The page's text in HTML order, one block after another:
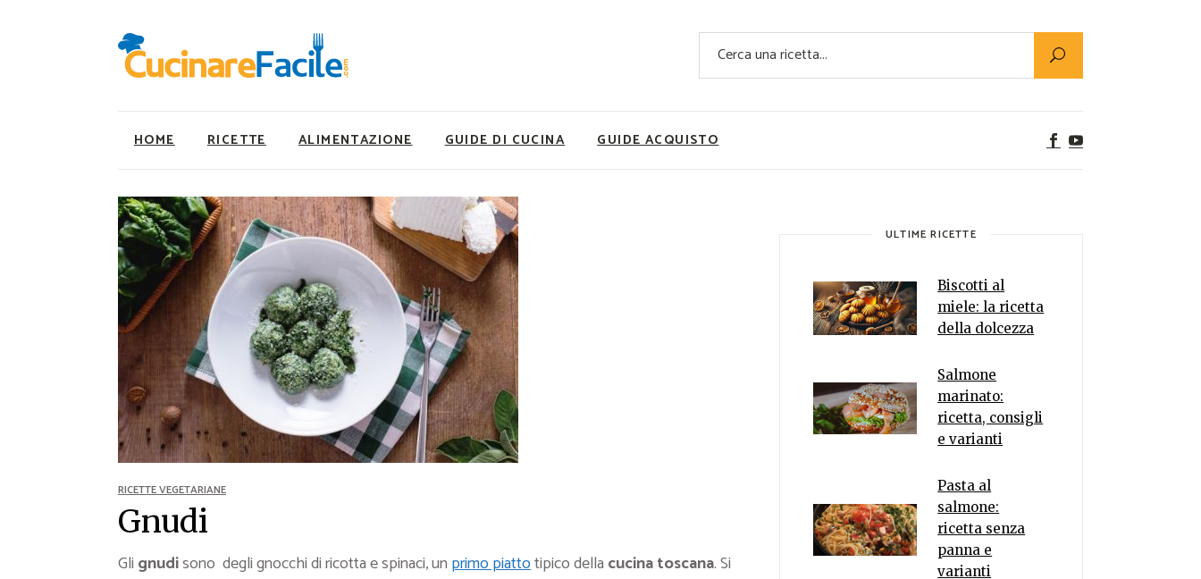
Cerca
HOME RICETTE
Ricette Facili e Veloci
Ricette Primi Piatti
Ricette Antipasti
Ricette Dolci
Ricette Carne
Ricette Secondi
Ricette Pizze e Rustici
Ricette Contorni
Ricette Piatti unici
Ricette Pesce
Video Ricette
ALIMENTAZIONE
Utility
Super Alimenti
Nutrizionista a tavola
Ricette Vegetariane
Ricette Vegane
Rumors
GUIDE DI CUCINA GUIDE ACQUISTO
Ricette Facili e Veloci
Ricette Primi Piatti
Ricette Dolci
Ricette Carne
Ricette Secondi
Utility
Super Alimenti
Ricette Vegetariane
Rumors
RICETTE VEGETARIANE
Gnudi
Gli gnudisono degli gnocchi di ricotta e spinaci, un primo piattotipico della cucina toscana. Si
ULTIME RICETTE
Biscotti al
miele: la ricetta
della dolcezza
Salmone
marinato:
ricetta, consigli
e varianti
Pasta al
salmone:
ricetta senza
panna e
varianti